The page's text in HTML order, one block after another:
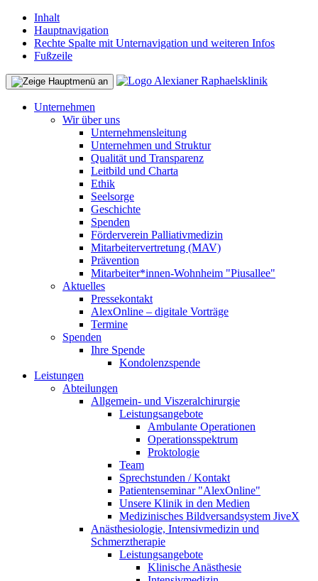
Inhalt
Hauptnavigation
Rechte Spalte mit Unternavigation und weiteren Infos
Fußzeile
Unternehmen
Wir über uns
Unternehmensleitung
Unternehmen und Struktur
Qualität und Transparenz
Leitbild und Charta
Ethik
Seelsorge
Geschichte
Spenden
Förderverein Palliativmedizin
Mitarbeitervertretung (MAV)
Prävention
Mitarbeiter*innen-Wohnheim "Piusallee"
Aktuelles
Pressekontakt
AlexOnline – digitale Vorträge
Termine
Spenden
Ihre Spende
Kondolenzspende
Leistungen
Abteilungen
Allgemein- und Viszeralchirurgie
Leistungsangebote
Ambulante Operationen
Operationsspektrum
Proktologie
Team
Sprechstunden / Kontakt
Patientenseminar "AlexOnline"
Unsere Klinik in den Medien
Medizinisches Bildversandsystem JiveX
Anästhesiologie, Intensivmedizin und
Schmerztherapie
Leistungsangebote
Klinische Anästhesie